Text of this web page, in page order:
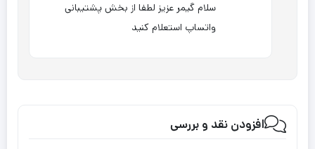
سلام گیمر عزیز لطفا از بخش پشتیبانی
واتساپ استعلام کنید
افزودن نقد و بررسی